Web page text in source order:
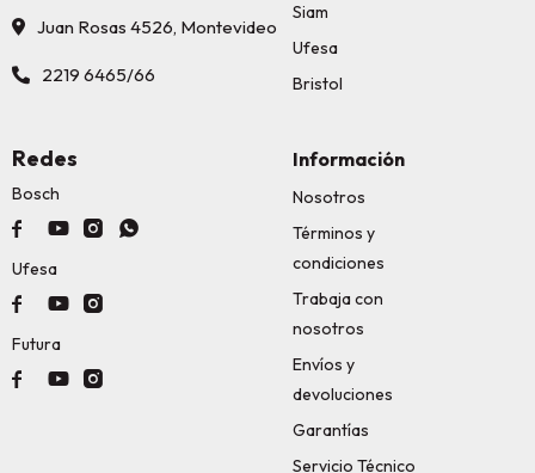
Juan Rosas 4526, Montevideo
2219 6465/66
Siam
Ufesa
Bristol
Información
Nosotros
Términos y
condiciones
Trabaja con
nosotros
Envíos y
devoluciones
Garantías
Servicio Técnico
Redes
Bosch
   
Ufesa
  
Futura
  